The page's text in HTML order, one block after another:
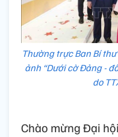
Thường trực Ban Bí
ảnh “Dưới cờ Đảng -
do
Chào mừng Đại